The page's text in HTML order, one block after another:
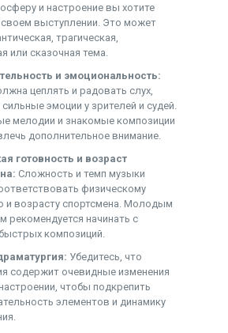
и настроение вы хотите
своем выступлении. Это может
трагическая,
или сказочная тема.
и эмоциональность:
цеплять и радовать слух,
эмоции у зрителей и судей.
мелодии и знакомые композиции
дополнительное внимание.
готовность и возраст
Сложность и темп музыки
физическому
и возрасту спортсмена. Молодым
рекомендуется начинать с
композиций.
Убедитесь, что
содержит очевидные изменения
чтобы подкрепить
элементов и динамику